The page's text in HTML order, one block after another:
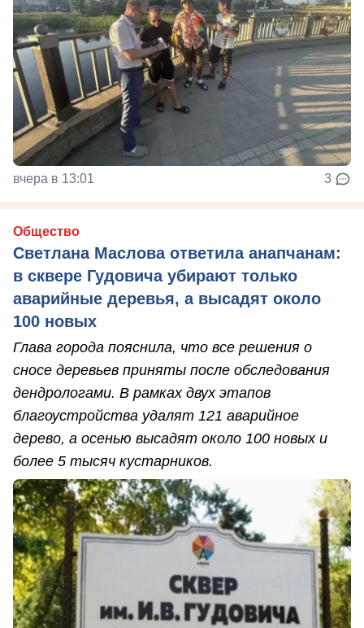
вчера в 13:01 3
Общество
Светлана Маслова ответила анапчанам:
в сквере Гудовича убирают только
аварийные деревья, а высадят около
100 новых
Глава города пояснила, что все решения о
сносе деревьев приняты после обследования
дендрологами. В рамках двух этапов
благоустройства удалят 121 аварийное
дерево, а осенью высадят около 100 новых и
более 5 тысяч кустарников.